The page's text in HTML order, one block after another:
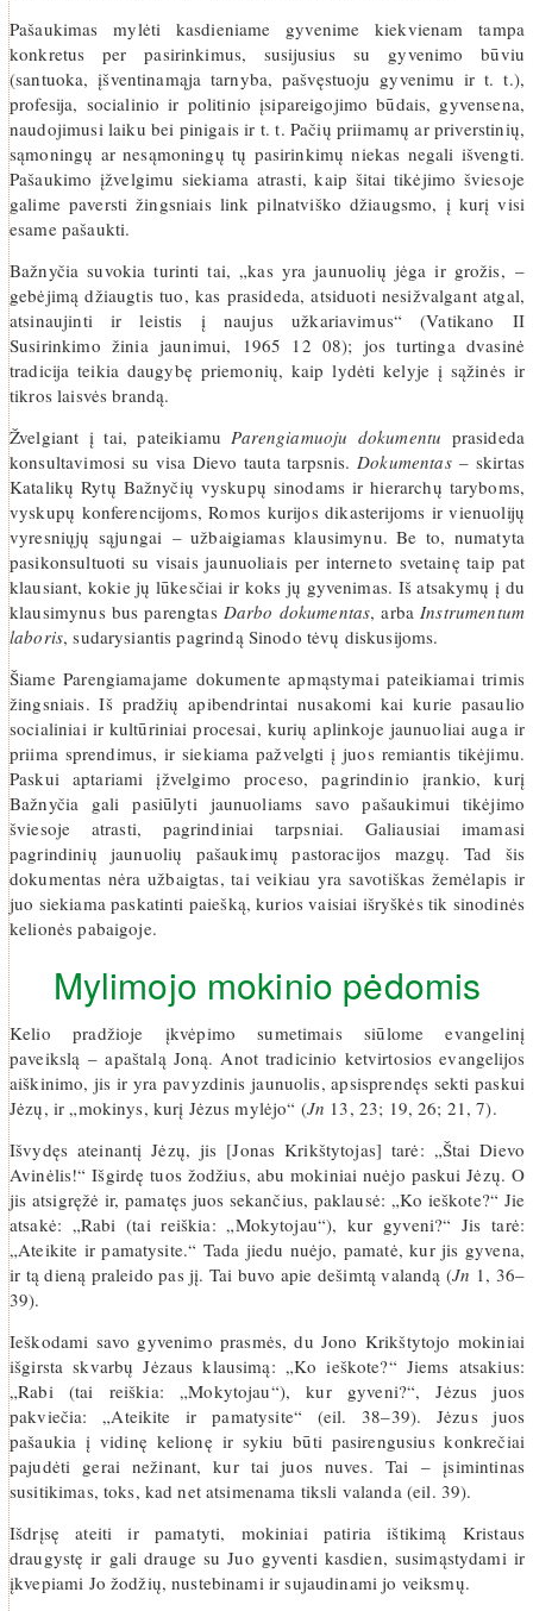
Pašaukimas mylėti kasdieniame gyvenime kiekvienam tampa
konkretus per pasirinkimus, susijusius su gyvenimo būviu
(santuoka, įšventinamąja tarnyba, pašvęstuoju gyvenimu ir t. t.),
profesija, socialinio ir politinio įsipareigojimo būdais, gyvensena,
naudojimusi laiku bei pinigais ir t. t. Pačių priimamų ar priverstinių,
sąmoningų ar nesąmoningų tų pasirinkimų niekas negali išvengti.
Pašaukimo įžvelgimu siekiama atrasti, kaip šitai tikėjimo šviesoje
galime paversti žingsniais link pilnatviško džiaugsmo, į kurį visi
esame pašaukti.
Bažnyčia suvokia turinti tai, „kas yra jaunuolių jėga ir grožis, –
gebėjimą džiaugtis tuo, kas prasideda, atsiduoti nesižvalgant atgal,
atsinaujinti ir leistis į naujus užkariavimus“ (Vatikano II
Susirinkimo žinia jaunimui, 1965 12 08); jos turtinga dvasinė
tradicija teikia daugybę priemonių, kaip lydėti kelyje į sąžinės ir
tikros laisvės brandą.
Žvelgiant į tai, pateikiamuParengiamuoju dokumentu prasideda
konsultavimosi su visa Dievo tauta tarpsnis.Dokumentas– skirtas
Katalikų Rytų Bažnyčių vyskupų sinodams ir hierarchų taryboms,
vyskupų konferencijoms, Romos kurijos dikasterijoms ir vienuolijų
vyresniųjų sąjungai – užbaigiamas klausimynu. Be to, numatyta
pasikonsultuoti su visais jaunuoliais per interneto svetainę taip pat
klausiant, kokie jų lūkesčiai ir koks jų gyvenimas. Iš atsakymų į du
klausimynus bus parengtas Darbo dokumentas, arbaInstrumentum
laboris, sudarysiantis pagrindą Sinodo tėvų diskusijoms.
Šiame Parengiamajame dokumente apmąstymai pateikiamai trimis
žingsniais. Iš pradžių apibendrintai nusakomi kai kurie pasaulio
socialiniai ir kultūriniai procesai, kurių aplinkoje jaunuoliai auga ir
priima sprendimus, ir siekiama pažvelgti į juos remiantis tikėjimu.
Paskui aptariami įžvelgimo proceso, pagrindinio įrankio, kurį
Bažnyčia gali pasiūlyti jaunuoliams savo pašaukimui tikėjimo
šviesoje atrasti, pagrindiniai tarpsniai. Galiausiai imamasi
pagrindinių jaunuolių pašaukimų pastoracijos mazgų. Tad šis
dokumentas nėra užbaigtas, tai veikiau yra savotiškas žemėlapis ir
juo siekiama paskatinti paiešką, kurios vaisiai išryškės tik sinodinės
kelionės pabaigoje.
Mylimojo mokinio pėdomis
Kelio pradžioje įkvėpimo sumetimais siūlome evangelinį
paveikslą – apaštalą Joną. Anot tradicinio ketvirtosios evangelijos
aiškinimo, jis ir yra pavyzdinis jaunuolis, apsisprendęs sekti paskui
Jėzų, ir „mokinys, kurį Jėzus mylėjo“ (Jn 13, 23; 19, 26; 21, 7).
Išvydęs ateinantį Jėzų, jis [Jonas Krikštytojas] tarė: „Štai Dievo
Avinėlis!“ Išgirdę tuos žodžius, abu mokiniai nuėjo paskui Jėzų. O
jis atsigręžė ir, pamatęs juos sekančius, paklausė: „Ko ieškote?“ Jie
atsakė: „Rabi (tai reiškia: „Mokytojau“), kur gyveni?“ Jis tarė:
„Ateikite ir pamatysite.“ Tada jiedu nuėjo, pamatė, kur jis gyvena,
ir tą dieną praleido pas jį. Tai buvo apie dešimtą valandą (Jn 1, 36–
39).
Ieškodami savo gyvenimo prasmės, du Jono Krikštytojo mokiniai
išgirsta skvarbų Jėzaus klausimą: „Ko ieškote?“ Jiems atsakius:
„Rabi (tai reiškia: „Mokytojau“), kur gyveni?“, Jėzus juos
pakviečia: „Ateikite ir pamatysite“ (eil. 38–39). Jėzus juos
pašaukia į vidinę kelionę ir sykiu būti pasirengusius konkrečiai
pajudėti gerai nežinant, kur tai juos nuves. Tai – įsimintinas
susitikimas, toks, kad net atsimenama tiksli valanda (eil. 39).
Išdrįsę ateiti ir pamatyti, mokiniai patiria ištikimą Kristaus
draugystę ir gali drauge su Juo gyventi kasdien, susimąstydami ir
įkvepiami Jo žodžių, nustebinami ir sujaudinami jo veiksmų.